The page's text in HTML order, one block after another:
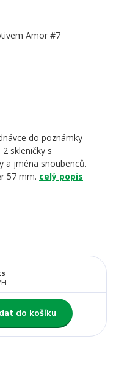
do poznámky
skleničky s
a jména snoubenců.
57 mm. celý popis
do košíku